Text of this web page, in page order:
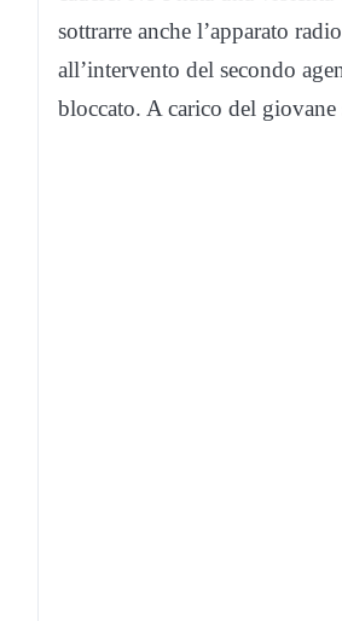
sottrarre anche l’apparato
all’intervento del secondo
bloccato. A carico del